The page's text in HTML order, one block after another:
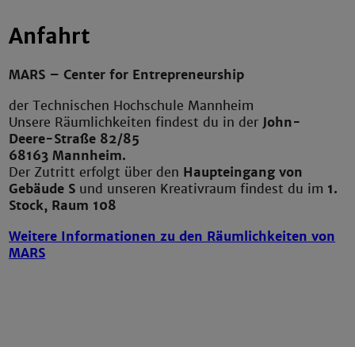
Anfahrt
MARS – Center for Entrepreneurship
der Technischen Hochschule Mannheim
Unsere Räumlichkeiten findest du in der John-
Deere-Straße 82/85
68163 Mannheim.
Der Zutritt erfolgt über den Haupteingang von
Gebäude S und unseren Kreativraum findest du im 1.
Stock, Raum 108
Weitere Informationen zu den Räumlichkeiten von
MARS